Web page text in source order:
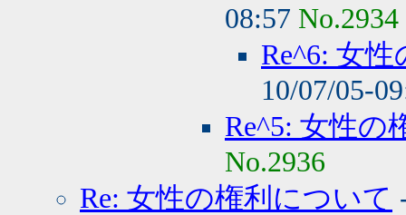
08:57 No.2934
Re^6: 女
10/07/05-
Re^5: 女性の
No.2936
Re: 女性の権利について